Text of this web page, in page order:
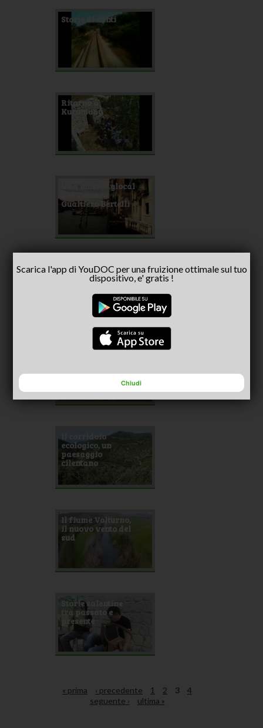
Storie di canti
Ritorno a
Kurumuny
Una musica glocal
Gualtiero Bertelli
Orvieto
sotterranea
Storie della Valle
Il corridoio
ecologico, un
paesaggio
cilentano
Il fiume Volturno,
il nuovo vento del
sud
Storie salentine
tra passato e
presente
« prima ‹ precedente 1 2 3
4
seguente ›
ultima »
Scarica l'app di YouDOC per una fruizione ottimale sul tuo
dispositivo, e' gratis !
Chiudi